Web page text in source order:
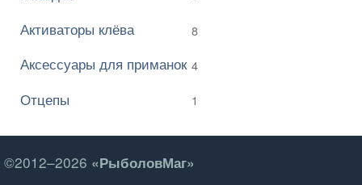
Активаторы клёва 8
Аксессуары для приманок 4
Отцепы 1
©2012–2026 «РыболовМаг»